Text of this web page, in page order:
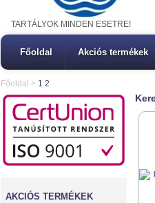
TARTÁLYOK MINDEN ESETRE!
Főoldal Akciós termékek
Főoldal > 1 2
AKCIÓS TERMÉKEK